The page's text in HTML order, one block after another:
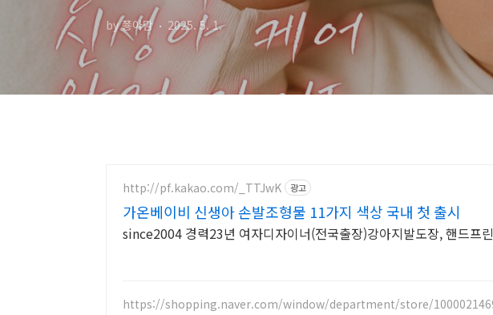
by 쭁아맘 2025. 5. 1.
http://pf.kakao.com/_TTJwK 광고
가온베이비 신생아 손발조형물 11가지 색상 국내 첫 출시
since2004 경력23년 여자디자이너(전국출장)강아지발도장, 핸드프
https://shopping.naver.com/window/department/store/